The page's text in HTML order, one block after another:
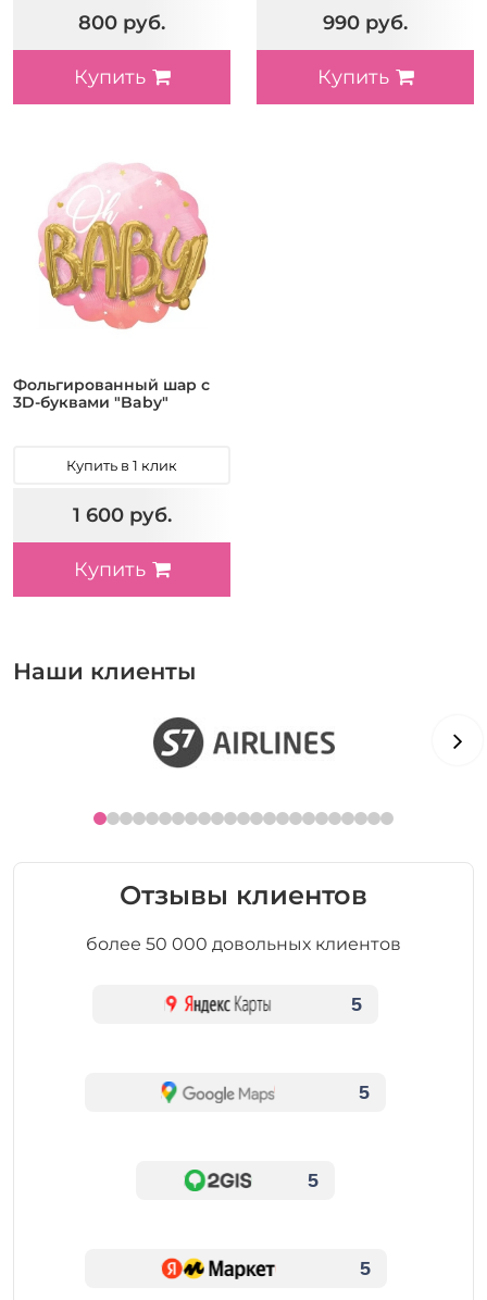
800 руб.
Купить
990 руб.
Купить
Фольгированный шар с
3D-буквами "Baby"
Купить в 1 клик
1 600 руб.
Купить
Наши клиенты
Отзывы клиентов
более 50 000 довольных клиентов
5
5
5
5